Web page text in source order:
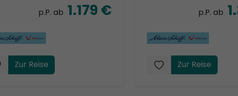
p.P. ab 1.179 €
Zur Reise
p.P. ab
Zur Reise